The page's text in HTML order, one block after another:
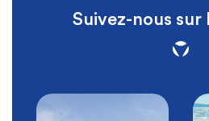
Suivez-nous sur